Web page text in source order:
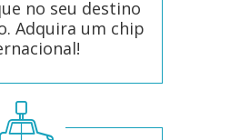
no seu destino
Adquira um chip